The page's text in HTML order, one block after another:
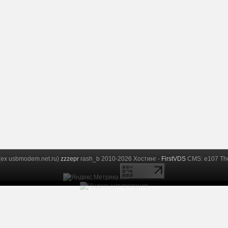
usbmodem.net.ru) zzzepr rash_b 2010-2026 Хостинг - FirstVDS CMS: e107